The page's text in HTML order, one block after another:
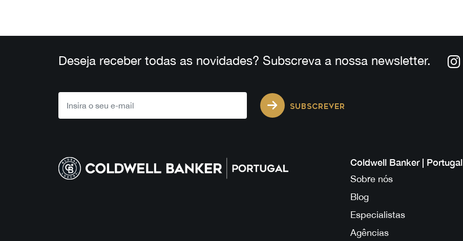
Deseja receber todas as novidades? Subscreva a nossa newsletter.
SUBSCREVER
Coldwell Banker | Portugal
Sobre nós
Blog
Especialistas
Agências